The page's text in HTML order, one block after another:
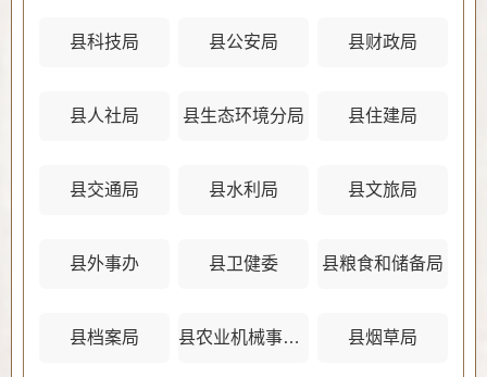
县科技局 县公安局 县财政局
县人社局 县生态环境分局 县住建局
县交通局 县水利局 县文旅局
县外事办 县卫健委 县粮食和储备局
县档案局 县农业机械事务管理中心 县烟草局